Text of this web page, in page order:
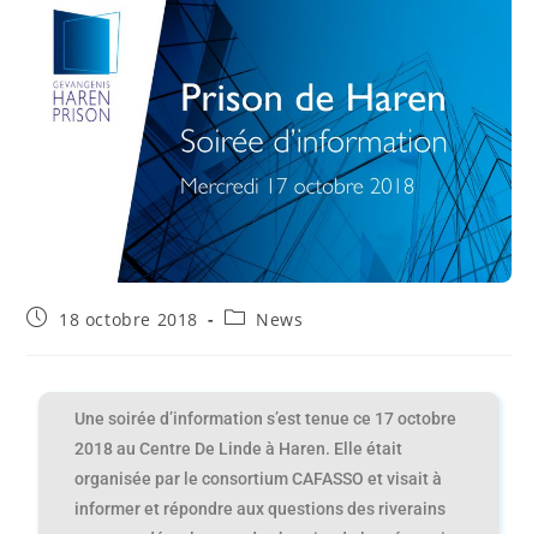
18 octobre 2018 News
Une soirée d’information s’est tenue ce 17 octobre
2018 au Centre De Linde à Haren. Elle était
organisée par le consortium CAFASSO et visait à
informer et répondre aux questions des riverains